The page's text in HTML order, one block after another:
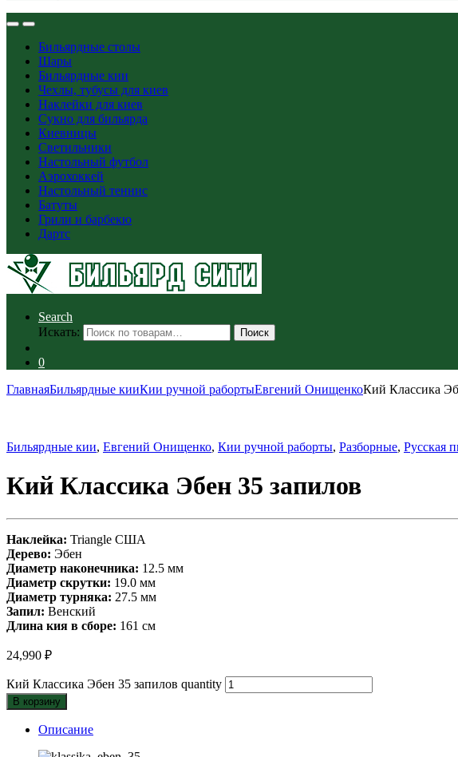
Бильярдные столы
Шары
Бильярдные кии
Чехлы, тубусы для киев
Наклейки для киев
Сукно для бильярда
Киевницы
Светильники
Настольный футбол
Аэрохоккей
Настольный теннис
Батуты
Грили и барбекю
Дартс
Search
Искать:
Поиск
0
ГлавнаяБильярдные кииКии ручной рабортыЕвгений ОнищенкоКий Классика
Бильярдные кии, Евгений Онищенко, Кии ручной раборты, Разборные, Русская
Кий Классика Эбен 35 запилов
Наклейка: Triangle США
Дерево: Эбен
Диаметр наконечника: 12.5 мм
Диаметр скрутки: 19.0 мм
Диаметр турняка: 27.5 мм
Запил: Венский
Длина кия в сборе: 161 см
24,990 ₽
Кий Классика Эбен 35 запилов quantity
В корзину
Описание